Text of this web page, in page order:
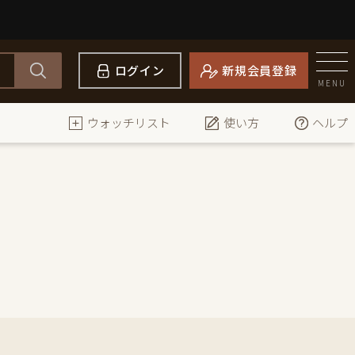
ログイン 新規会員登録
MENU
ウォッチリスト 使い方 ヘルプ